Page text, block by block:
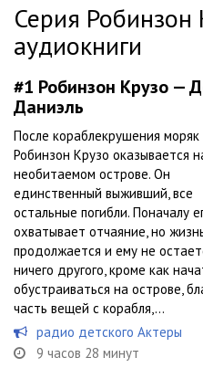
Серия Робинзон
аудиокниги
#1 Робинзон Крузо —
Даниэль
После кораблекрушения моряк
Робинзон Крузо оказывается
необитаемом острове. Он
единственный выживший, все
остальные погибли. Поначалу
охватывает отчаяние, но
продолжается и ему не
ничего другого, кроме как
обустраиваться на острове,
часть вещей с корабля,...
радио детского Актеры
9 часов 28 минут